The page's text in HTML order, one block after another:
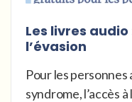
Les livres
l’évasion
Pour les
syndrome, l’accès